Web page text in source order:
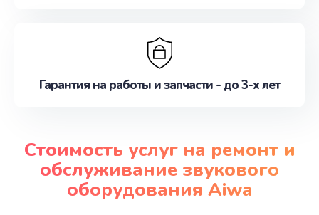
Гарантия на работы и запчасти - до 3-х лет
Стоимость услуг на ремонт и
обслуживание звукового
оборудования Aiwa